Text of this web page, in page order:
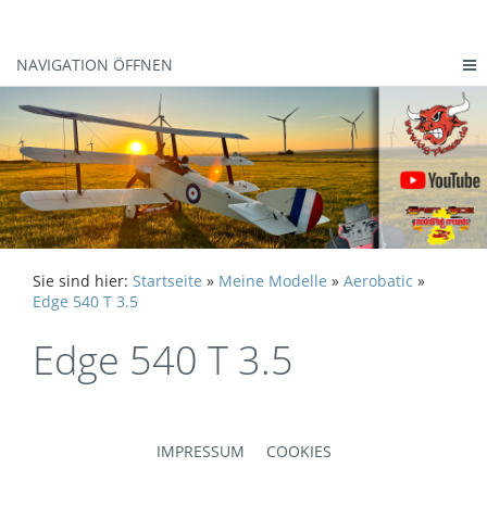
NAVIGATION ÖFFNEN
Sie sind hier: Startseite » Meine Modelle » Aerobatic »
Edge 540 T 3.5
Edge 540 T 3.5
IMPRESSUM COOKIES